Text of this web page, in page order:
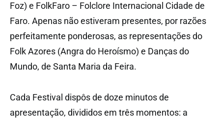
Foz) e FolkFaro – Folclore Internacional Cidade de
Faro. Apenas não estiveram presentes, por razões
perfeitamente ponderosas, as representações do
Folk Azores (Angra do Heroísmo) e Danças do
Mundo, de Santa Maria da Feira.
Cada Festival dispôs de doze minutos de
apresentação, divididos em três momentos: a